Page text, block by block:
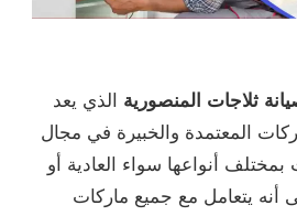
ثلاجات المنصورية الذي يعد
المعتمدة والخبيرة في مجال
بمختلف أنواعها سواء العادية أو
أنه يتعامل مع جميع ماركات